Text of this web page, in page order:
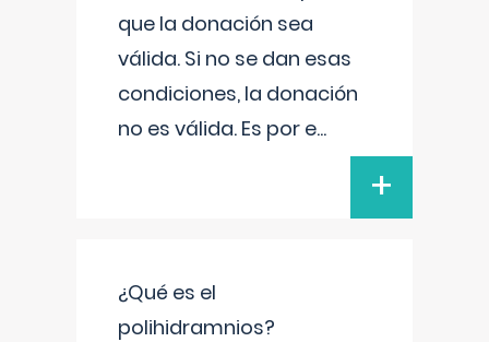
que la donación sea
válida. Si no se dan esas
condiciones, la donación
no es válida. Es por e...
+
¿Qué es el
polihidramnios?